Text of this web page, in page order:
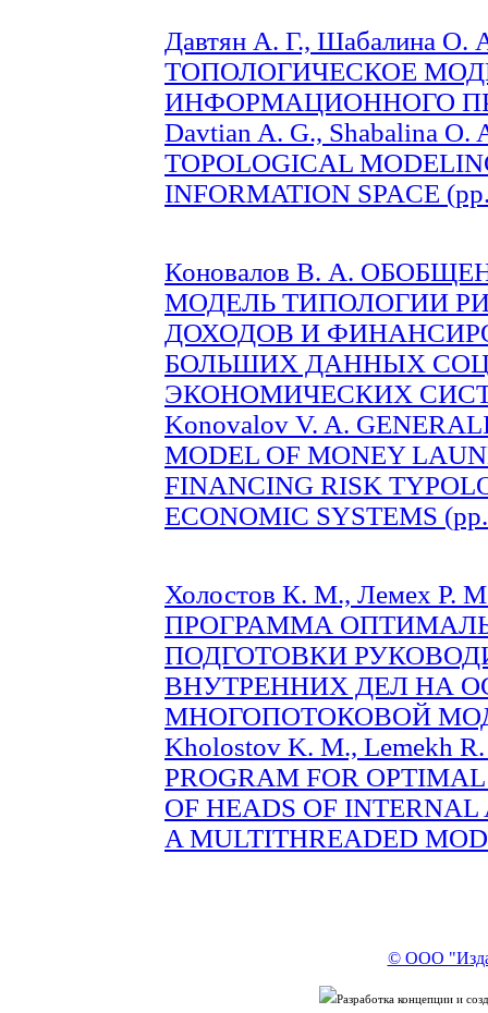
Давтян А. Г., Шабалина О.
ТОПОЛОГИЧЕСКОЕ
ИНФОРМАЦИОННОГО
Davtian A. G., Shabalina O.
TOPOLOGICAL
INFORMATION SPACE
Коновалов В. А.
МОДЕЛЬ ТИПОЛОГИИ
ДОХОДОВ И
БОЛЬШИХ ДАННЫХ
ЭКОНОМИЧЕСКИХ
Konovalov V. A.
MODEL OF MONEY
FINANCING RISK
ECONOMIC SYSTEMS
Холостов К. М., Лемех
ПРОГРАММА
ПОДГОТОВКИ
ВНУТРЕННИХ ДЕЛ НА
МНОГОПОТОКОВОЙ
Kholostov K. M., Lemekh
PROGRAM FOR
OF HEADS OF
A MULTITHREADED
© ООО
Разработка концепции и